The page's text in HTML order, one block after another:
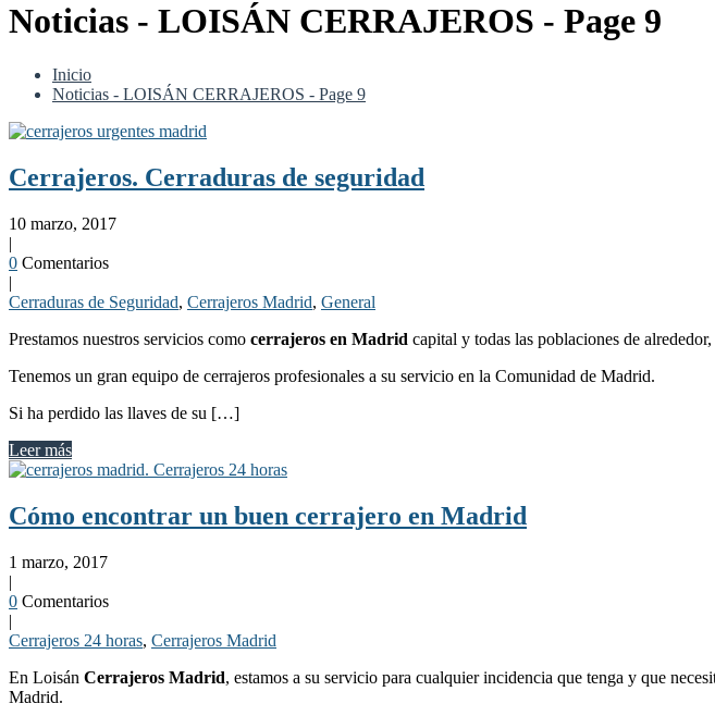
Noticias - LOISÁN CERRAJEROS - Page 9
Inicio
Noticias - LOISÁN CERRAJEROS - Page 9
Cerrajeros. Cerraduras de seguridad
10 marzo, 2017
|
0 Comentarios
|
Cerraduras de Seguridad, Cerrajeros Madrid, General
Prestamos nuestros servicios como cerrajeros en Madrid capital y todas las poblaciones de
Tenemos un gran equipo de cerrajeros profesionales a su servicio en la Comunidad de Madrid.
Si ha perdido las llaves de su […]
Leer más
Cómo encontrar un buen cerrajero en Madrid
1 marzo, 2017
|
0 Comentarios
|
Cerrajeros 24 horas, Cerrajeros Madrid
En Loisán Cerrajeros Madrid, estamos a su servicio para cualquier incidencia que tenga y que
Madrid.